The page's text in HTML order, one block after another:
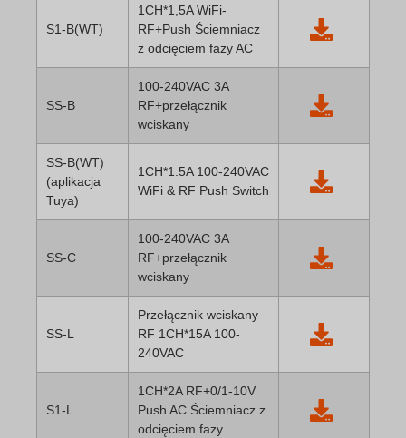
S1-B(WT)
1CH*1,5A WiFi-
RF+Push Ściemniacz
z odcięciem fazy AC
SS-B
100-240VAC 3A
RF+przełącznik
wciskany
SS-B(WT)
(aplikacja
Tuya)
1CH*1.5A 100-240VAC
WiFi & RF Push Switch
SS-C
100-240VAC 3A
RF+przełącznik
wciskany
SS-L
Przełącznik wciskany
RF 1CH*15A 100-
240VAC
S1-L
1CH*2A RF+0/1-10V
Push AC Ściemniacz z
odcięciem fazy